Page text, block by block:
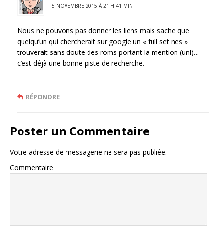
5 NOVEMBRE 2015 À 21 H 41 MIN
Nous ne pouvons pas donner les liens mais sache que
quelqu’un qui chercherait sur google un « full set nes »
trouverait sans doute des roms portant la mention (unl)…
c’est déjà une bonne piste de recherche.
RÉPONDRE
Poster un Commentaire
Votre adresse de messagerie ne sera pas publiée.
Commentaire